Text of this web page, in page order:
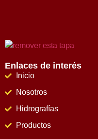
Enlaces de interés
Inicio
Nosotros
Hidrografías
Productos